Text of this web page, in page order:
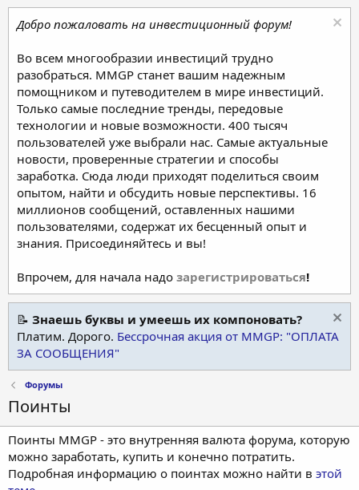
Добро пожаловать на инвестиционный форум!
Во всем многообразии инвестиций трудно
разобраться. MMGP станет вашим надежным
помощником и путеводителем в мире инвестиций.
Только самые последние тренды, передовые
технологии и новые возможности. 400 тысяч
пользователей уже выбрали нас. Самые актуальные
новости, проверенные стратегии и способы
заработка. Сюда люди приходят поделиться своим
опытом, найти и обсудить новые перспективы. 16
миллионов сообщений, оставленных нашими
пользователями, содержат их бесценный опыт и
знания. Присоединяйтесь и вы!
Впрочем, для начала надо зарегистрироваться!
📝 Знаешь буквы и умеешь их компоновать?
Платим. Дорого. Бессрочная акция от MMGP: "ОПЛАТА
ЗА СООБЩЕНИЯ"
Форумы
Поинты
Поинты MMGP - это внутренняя валюта форума, которую
можно заработать, купить и конечно потратить.
Подробная информацию о поинтах можно найти в этой